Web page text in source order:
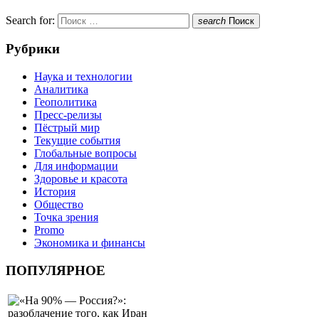
Search for: search Поиск
Рубрики
Наука и технологии
Аналитика
Геополитика
Пресс-релизы
Пёстрый мир
Текущие события
Глобальные вопросы
Для информации
Здоровье и красота
История
Общество
Точка зрения
Promo
Экономика и финансы
ПОПУЛЯРНОЕ